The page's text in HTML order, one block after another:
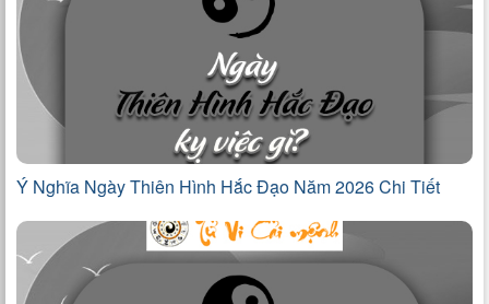
Ý Nghĩa Ngày Thiên Hình Hắc Đạo Năm 2026 Chi Tiết